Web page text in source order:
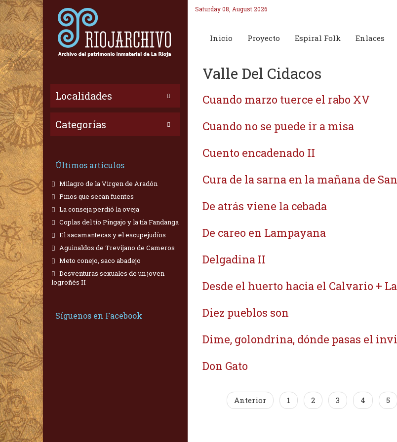
Localidades
Categorías
Últimos artículos
Milagro de la Virgen de Aradón
Pinos que secan fuentes
La conseja perdió la oveja
Coplas del tío Pingajo y la tía Fandanga
El sacamantecas y el escupejudíos
Aguinaldos de Trevijano de Cameros
Meto conejo, saco abadejo
Desventuras sexuales de un joven
logroñés II
Síguenos en Facebook
Saturday 08, August 2026
Inicio Proyecto Espiral Folk Enlaces
Valle Del Cidacos
Cuando marzo tuerce el rabo XV
Cuando no se puede ir a misa
Cuento encadenado II
Cura de la sarna en la mañana de
De atrás viene la cebada
De careo en Lampayana
Delgadina II
Desde el huerto hacia el Calvario +
Diez pueblos son
Dime, golondrina, dónde pasas el
Don Gato
Anterior 1 2 3 4 5